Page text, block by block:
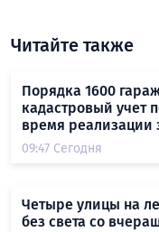
Читайте также
Порядка 1600
кадастровый учет
время реализации
09:47 Сегодня
Четыре улицы на
без света со